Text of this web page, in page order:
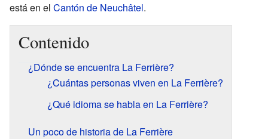
está en el Cantón de Neuchâtel.
Contenido
¿Dónde se encuentra La Ferrière?
¿Cuántas personas viven en La Ferrière?
¿Qué idioma se habla en La Ferrière?
Un poco de historia de La Ferrière